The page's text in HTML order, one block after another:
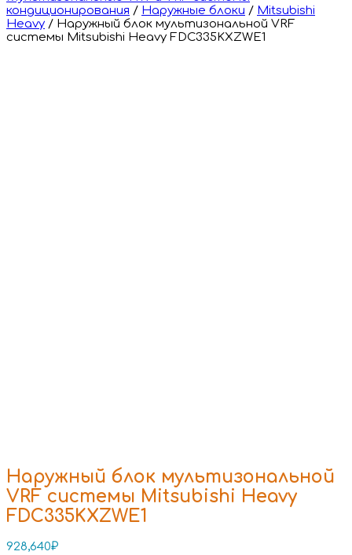
кондиционирования / Наружные блоки / Mitsubishi
Heavy / Наружный блок мультизональной VRF
системы Mitsubishi Heavy FDC335KXZWE1
Наружный блок мультизональной
VRF системы Mitsubishi Heavy
FDC335KXZWE1
928,640₽